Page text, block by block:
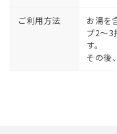
ご利用方法
お湯を
プ2～3
す。
その後